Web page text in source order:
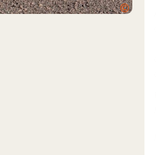
©